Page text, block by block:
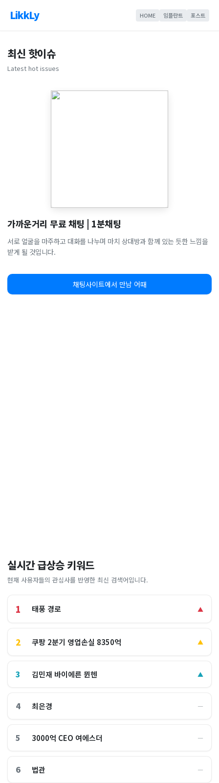
LikkLy HOME 임플란트 포스트
최신 핫이슈
Latest hot issues
가까운거리 무료 채팅 | 1분채팅
서로 얼굴을 마주하고 대화를 나누며 마치 상대방과 함께 있는 듯한 느낌을
받게 될 것입니다.
채팅사이트에서 만남 어때
실시간 급상승 키워드
현재 사용자들의 관심사를 반영한 최신 검색어입니다.
1 태풍 경로 ▲
2 쿠팡 2분기 영업손실 8350억 ▲
3 김민재 바이에른 뮌헨 ▲
4 최은경 ―
5 3000억 CEO 여에스더 ―
6 법관 ―